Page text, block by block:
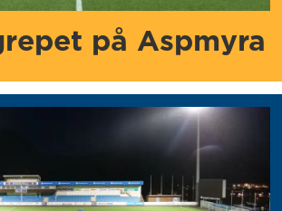
på Aspmyra